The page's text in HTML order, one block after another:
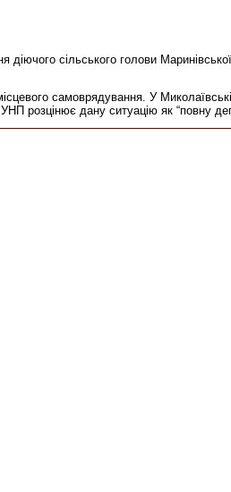
сільського голови Маринівської
самоврядування. У
розцінює дану ситуацію як “повну